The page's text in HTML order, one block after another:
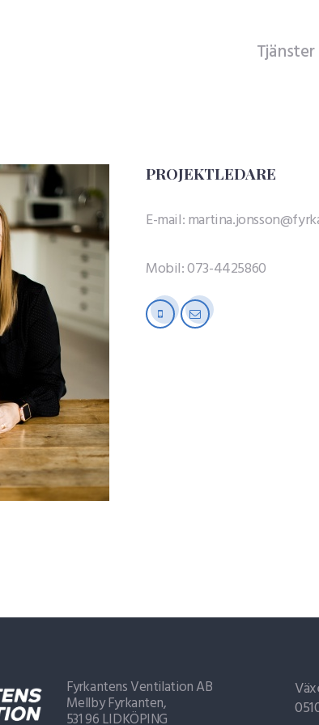
Tjänster
Om företaget
Kontakt
PROJEKTLEDARE
E-mail:
Mobil: 073-4425860
mobile mail-
Fyrkantens Ventilation AB
Mellby Fyrkanten,
531 96 LIDKÖPING